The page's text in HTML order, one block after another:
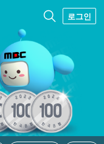
로그인